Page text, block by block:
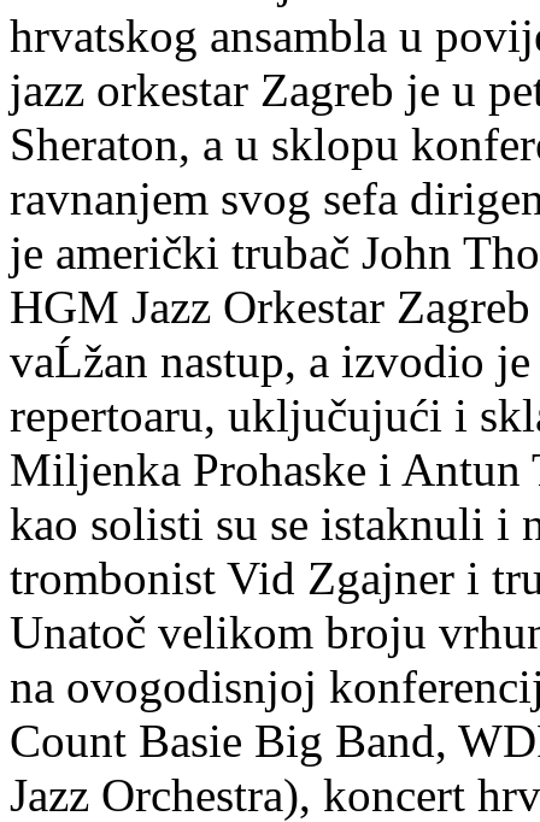
hrvatskog ansambla u
jazz orkestar Zagreb je u
Sheraton, a u sklopu
ravnanjem svog sefa
je američki trubač John
HGM Jazz Orkestar
vaĹžan nastup, a izvodio
repertoaru, uključujući i
Miljenka Prohaske i Antun
kao solisti su se istaknuli i
trombonist Vid Zgajner i
Unatoč velikom broju
na ovogodisnjoj
Count Basie Big Band,
Jazz Orchestra), koncert